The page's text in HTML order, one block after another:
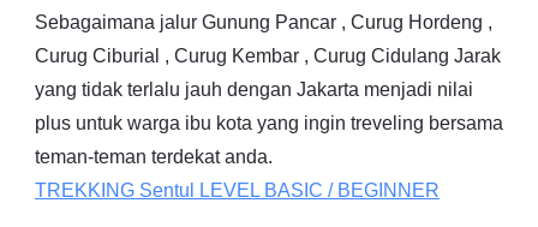
Sebagaimana jalur Gunung Pancar , Curug Hordeng ,
Curug Ciburial , Curug Kembar , Curug Cidulang Jarak
yang tidak terlalu jauh dengan Jakarta menjadi nilai
plus untuk warga ibu kota yang ingin treveling bersama
teman-teman terdekat anda.
TREKKING Sentul LEVEL BASIC / BEGINNER